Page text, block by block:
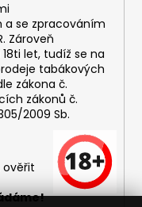
se zpracováním
. Zároveň
18ti let, tudíž se na
tabákových
zákona č.
zákonů č.
2009 Sb.
ověřit